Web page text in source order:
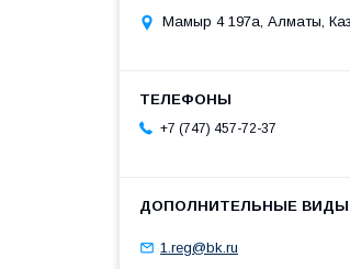
Мамыр 4 197а, Алматы,
+7 (747) 457-72-37
1.reg@bk.ru